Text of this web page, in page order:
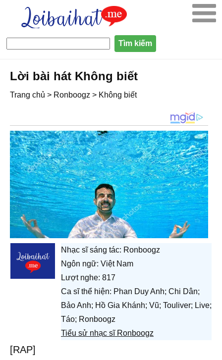
Lời bài hát Không biết
Trang chủ > Ronboogz > Không biết
Nhạc sĩ sáng tác: Ronboogz
Ngôn ngữ: Việt Nam
Lượt nghe: 817
Ca sĩ thể hiện: Phan Duy Anh; Chi Dân;
Bảo Anh; Hồ Gia Khánh; Vũ; Touliver; Live;
Táo; Ronboogz
Tiểu sử nhạc sĩ Ronboogz
[RAP]